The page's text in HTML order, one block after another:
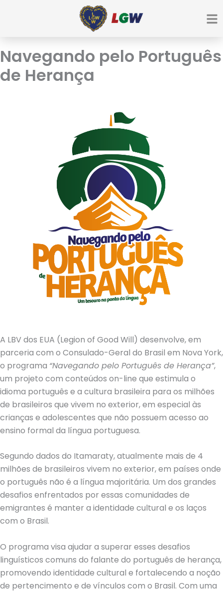
Navegando pelo Português
de Herança
A LBV dos EUA (Legion of Good Will) desenvolve, em
parceria com o Consulado-Geral do Brasil em Nova York,
o programa “Navegando pelo Português de Herança”,
um projeto com conteúdos on-line que estimula o
idioma português e a cultura brasileira para os milhões
de brasileiros que vivem no exterior, em especial às
crianças e adolescentes que não possuem acesso ao
ensino formal da língua portuguesa.
Segundo dados do Itamaraty, atualmente mais de 4
milhões de brasileiros vivem no exterior, em países onde
o português não é a língua majoritária. Um dos grandes
desafios enfrentados por essas comunidades de
emigrantes é manter a identidade cultural e os laços
com o Brasil.
O programa visa ajudar a superar esses desafios
linguísticos comuns do falante do português de herança,
promovendo identidade cultural e fortalecendo a noção
de pertencimento e de vínculos com o Brasil. Com uma